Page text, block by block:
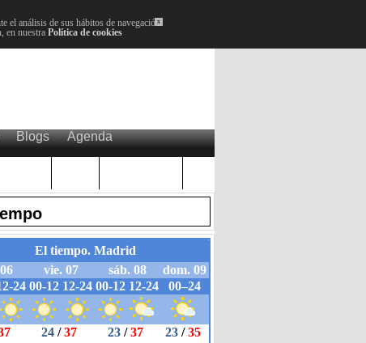
x
el análisis de sus hábitos de navegación.
en nuestra Política de cookies
Blogs Agenda